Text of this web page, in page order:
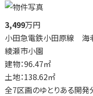
3,499万円
小田急電鉄小田原線 海
綾瀬市小園
建物：96.47㎡
土地：138.62㎡
全7区画のゆとりある開発